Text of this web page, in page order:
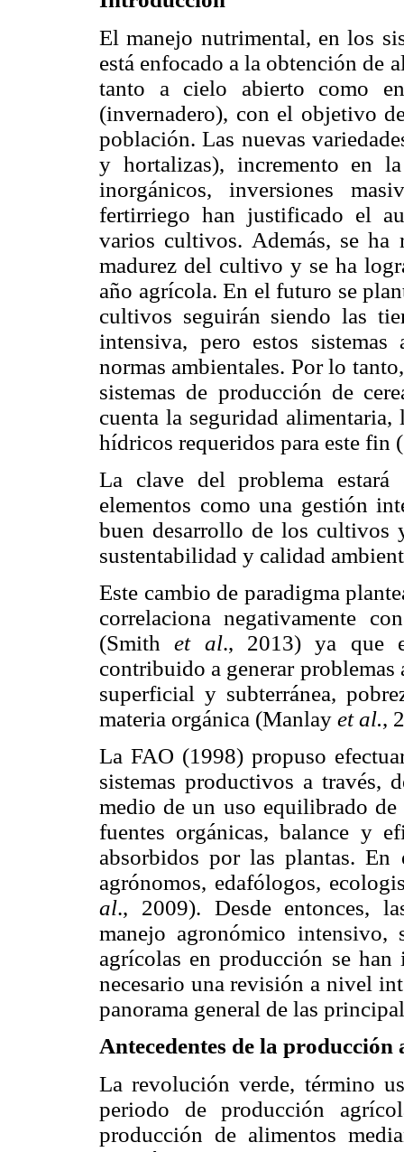
El manejo nutrimental, en los
está enfocado a la obtención de
tanto a cielo abierto como
(invernadero), con el objetivo
población. Las nuevas
y hortalizas), incremento en
inorgánicos, inversiones
fertirriego han justificado el
varios cultivos. Además, se
madurez del cultivo y se ha
año agrícola. En el futuro se
cultivos seguirán siendo las
intensiva, pero estos
normas ambientales. Por lo
sistemas de producción de
cuenta la seguridad
hídricos requeridos para este fin
La clave del problema
elementos como una gestión
buen desarrollo de los cultivos
sustentabilidad y calidad
Este cambio de paradigma
correlaciona negativamente
(Smithet al., 2013) ya que
contribuido a generar problemas
superficial y subterránea,
materia orgánica (Manlay et al.,
La FAO (1998) propuso
sistemas productivos a través,
medio de un uso equilibrado
fuentes orgánicas, balance y
absorbidos por las plantas. En
agrónomos, edafólogos,
al., 2009). Desde entonces,
manejo agronómico intensivo,
agrícolas en producción se han
necesario una revisión a nivel
panorama general de las
Antecedentes de la
La revolución verde, término
periodo de producción
producción de alimentos